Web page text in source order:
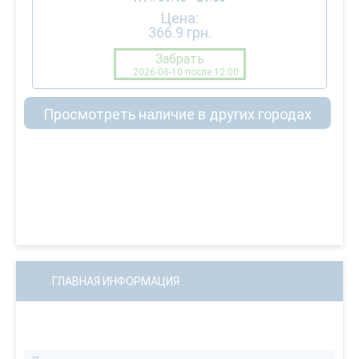
Цена:
366.9 грн.
Забрать
2026-08-10 после 12:00
Просмотреть наличие в других городах
ГЛАВНАЯ ИНФОРМАЦИЯ